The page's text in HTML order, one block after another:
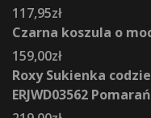
117,95zł
Czarna koszula o
159,00zł
Roxy Sukienka
ERJWD03562